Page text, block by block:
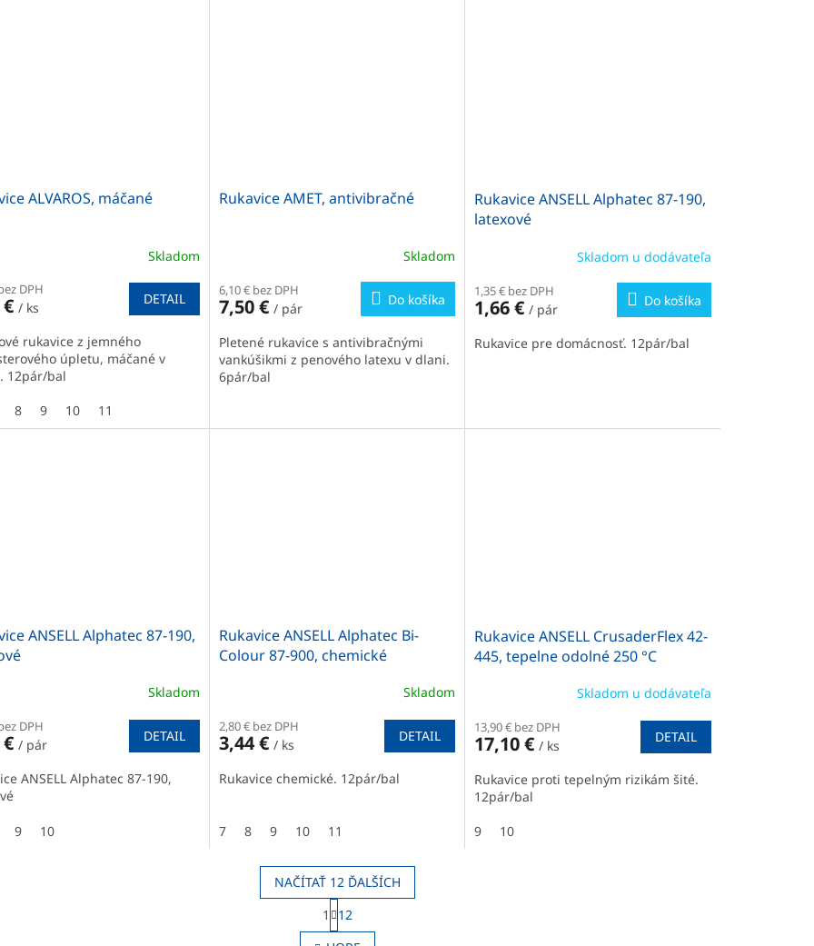
ALVAROS, máčané
Skladom
DPH
/ ks
DETAIL
rukavice z jemného
úpletu, máčané v
12pár/bal
8 9 10 11
Rukavice AMET, antivibračné
Skladom
6,10 € bez DPH
7,50 € / pár
Do košíka
Pletené rukavice s antivibračnými
vankúšikmi z penového latexu v dlani.
6pár/bal
Rukavice ANSELL Alphatec 87-190,
latexové
Skladom u dodávateľa
1,35 € bez DPH
1,66 € / pár
Do košíka
Rukavice pre domácnosť. 12pár/bal
ANSELL Alphatec 87-190,
Skladom
DPH
/ pár
DETAIL
ANSELL Alphatec 87-190,
9 10
Rukavice ANSELL Alphatec Bi-
Colour 87-900, chemické
Skladom
2,80 € bez DPH
3,44 € / ks
DETAIL
Rukavice chemické. 12pár/bal
7 8 9 10 11
Rukavice ANSELL CrusaderFlex 42-
445, tepelne odolné 250 °C
Skladom u dodávateľa
13,90 € bez DPH
17,10 € / ks
DETAIL
Rukavice proti tepelným rizikám šité.
12pár/bal
9
10
O
v
NAČÍTAŤ 12 ĎALŠÍCH
S
t
r
1
12